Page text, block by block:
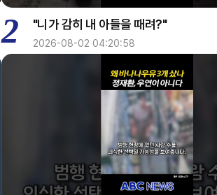
2 "니가 감히 내 아들을 때려?"
2026-08-02 04:20:58